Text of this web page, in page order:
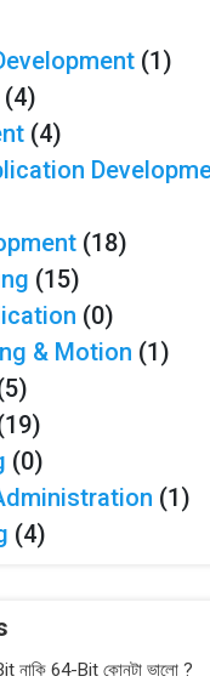
(1)
(4)
(4)
(18)
(15)
(0)
& Motion (1)
(0)
(1)
(4)
নাকি 64-Bit কোনটা ভালো ?